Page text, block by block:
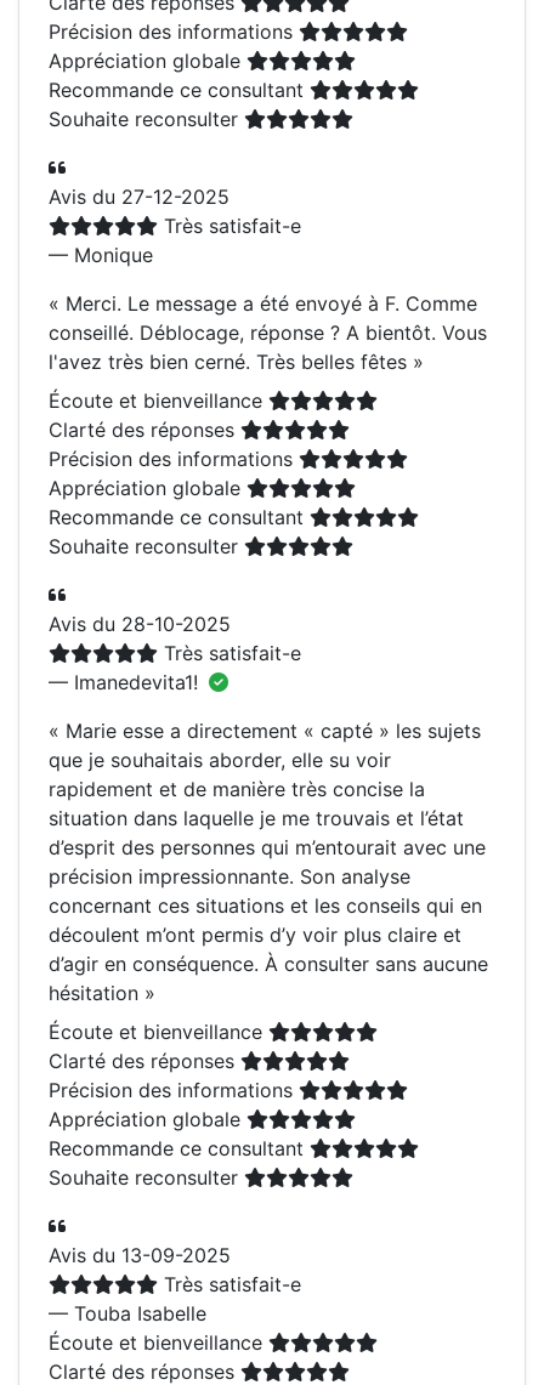
Précision des informations
Appréciation globale
Recommande ce consultant
Souhaite reconsulter
Avis du 27-12-2025
Très satisfait-e
— Monique
« Merci. Le message a été envoyé à F. Comme
conseillé. Déblocage, réponse ? A bientôt. Vous
l'avez très bien cerné. Très belles fêtes »
Écoute et bienveillance
Clarté des réponses
Précision des informations
Appréciation globale
Recommande ce consultant
Souhaite reconsulter
Avis du 28-10-2025
Très satisfait-e
— Imanedevita1!
« Marie esse a directement « capté » les sujets
que je souhaitais aborder, elle su voir
rapidement et de manière très concise la
situation dans laquelle je me trouvais et l’état
d’esprit des personnes qui m’entourait avec une
précision impressionnante. Son analyse
concernant ces situations et les conseils qui en
découlent m’ont permis d’y voir plus claire et
d’agir en conséquence. À consulter sans aucune
hésitation »
Écoute et bienveillance
Clarté des réponses
Précision des informations
Appréciation globale
Recommande ce consultant
Souhaite reconsulter
Avis du 13-09-2025
Très satisfait-e
— Touba Isabelle
Écoute et bienveillance
Clarté des réponses